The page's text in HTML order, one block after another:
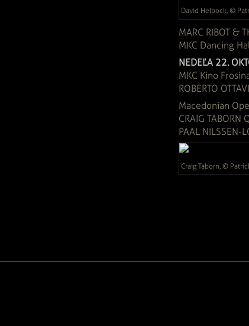
David Helbock, ©
MARC RIBOT &
MKC Dancing
NEDEĽA 22.
MKC Kino
ROBERTO
Macedonian
CRAIG TABORN
PAAL NILSSEN-
Craig Taborn, ©